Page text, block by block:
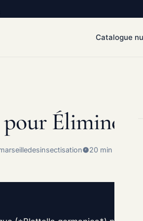
Catalogue
Éliminer
20 min de lecture